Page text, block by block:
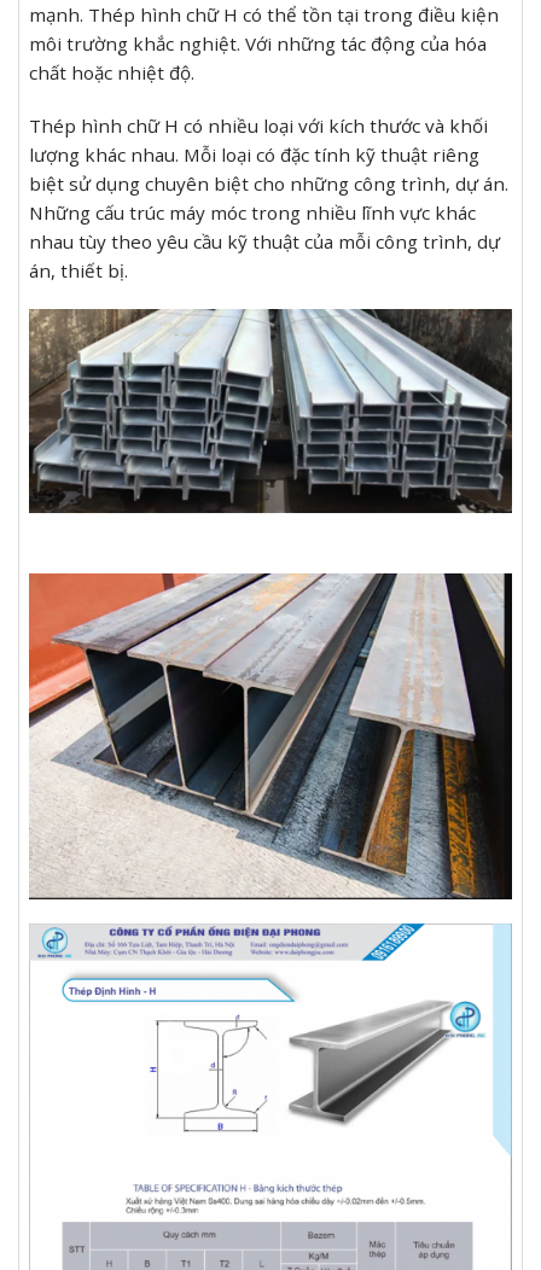
mạnh. Thép hình chữ H có thể tồn tại trong điều kiện
môi trường khắc nghiệt. Với những tác động của hóa
chất hoặc nhiệt độ.
Thép hình chữ H có nhiều loại với kích thước và khối
lượng khác nhau. Mỗi loại có đặc tính kỹ thuật riêng
biệt sử dụng chuyên biệt cho những công trình, dự án.
Những cấu trúc máy móc trong nhiều lĩnh vực khác
nhau tùy theo yêu cầu kỹ thuật của mỗi công trình, dự
án, thiết bị.